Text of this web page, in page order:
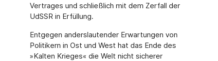
Vertrages und schließlich mit dem Zerfall der
UdSSR in Erfüllung.
Entgegen anderslautender Erwartungen von
Politikern in Ost und West hat das Ende des
»Kalten Krieges« die Welt nicht sicherer